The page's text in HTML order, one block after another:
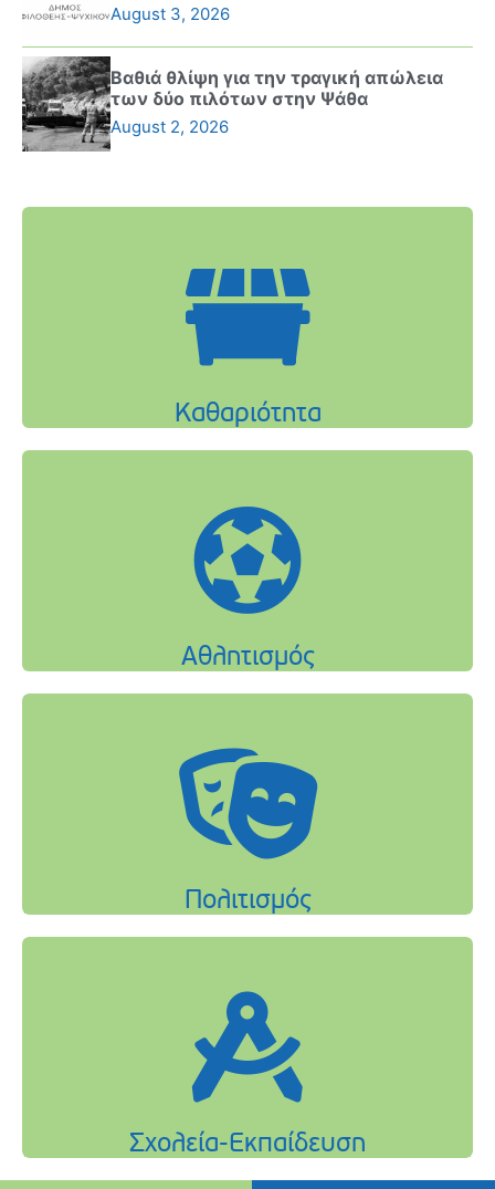
August 3, 2026
Βαθιά θλίψη για την τραγική απώλεια
των δύο πιλότων στην Ψάθα
August 2, 2026